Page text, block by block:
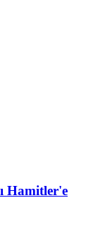
Hamitler'e